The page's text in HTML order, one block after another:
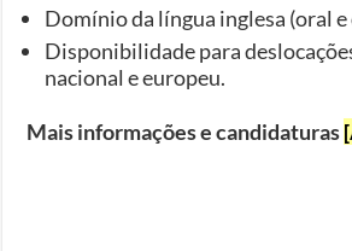
Domínio da língua inglesa (oral
Disponibilidade para
nacional e europeu.
Mais informações e candidaturas